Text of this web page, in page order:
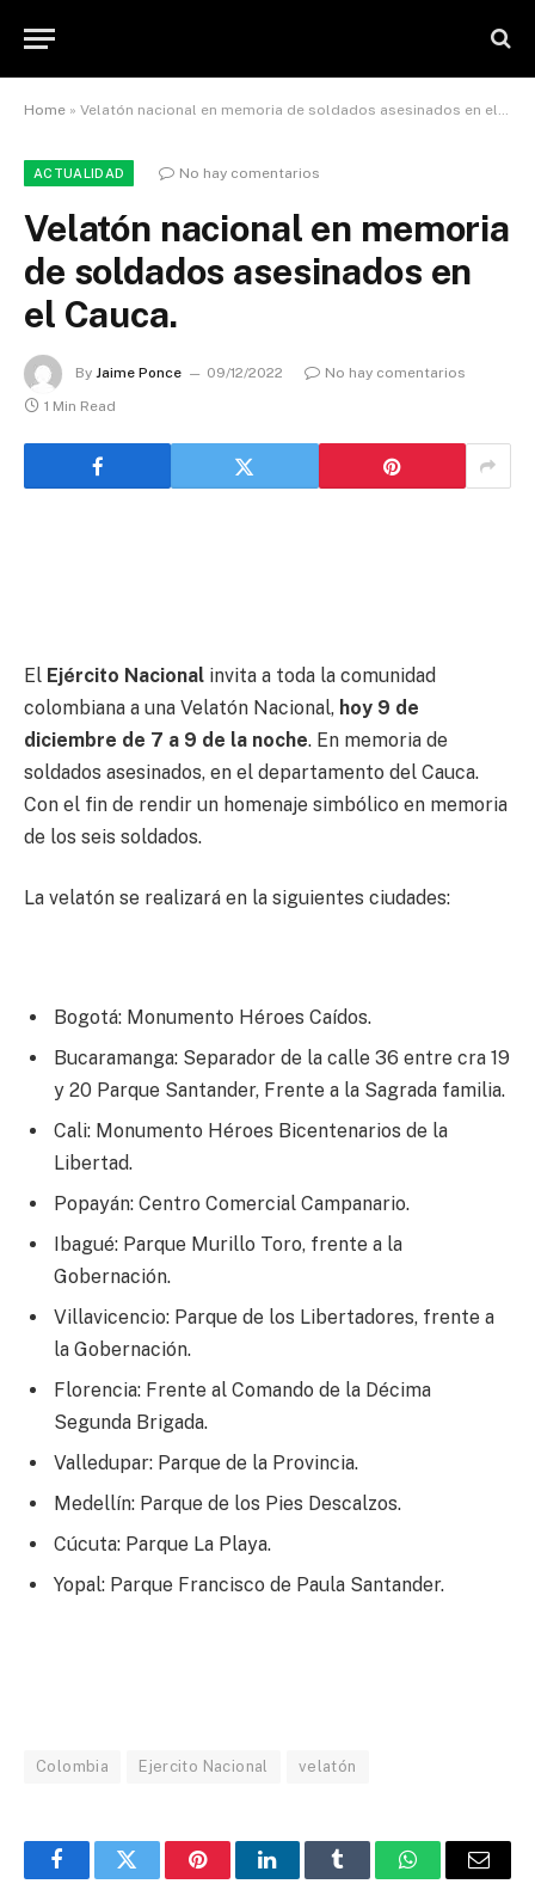
Home » Velatón nacional en memoria de soldados asesinados en el Cauca.
ACTUALIDAD No hay comentarios
Velatón nacional en memoria
de soldados asesinados en
el Cauca.
By Jaime Ponce 09/12/2022
No hay comentarios
1 Min Read
El Ejército Nacional invita a toda la comunidad
colombiana a una Velatón Nacional, hoy 9 de
diciembre de 7 a 9 de la noche. En memoria de
soldados asesinados, en el departamento del Cauca.
Con el fin de rendir un homenaje simbólico en memoria
de los seis soldados.
La velatón se realizará en la siguientes ciudades:
Bogotá: Monumento Héroes Caídos.
Bucaramanga: Separador de la calle 36 entre cra 19
y 20 Parque Santander, Frente a la Sagrada familia.
Cali: Monumento Héroes Bicentenarios de la
Libertad.
Popayán: Centro Comercial Campanario.
Ibagué: Parque Murillo Toro, frente a la
Gobernación.
Villavicencio: Parque de los Libertadores, frente a
la Gobernación.
Florencia: Frente al Comando de la Décima
Segunda Brigada.
Valledupar: Parque de la Provincia.
Medellín: Parque de los Pies Descalzos.
Cúcuta: Parque La Playa.
Yopal: Parque Francisco de Paula Santander.
Colombia Ejercito Nacional velatón
FacebookTwitter PinterestLinkedInTumblr WhatsAppEmail